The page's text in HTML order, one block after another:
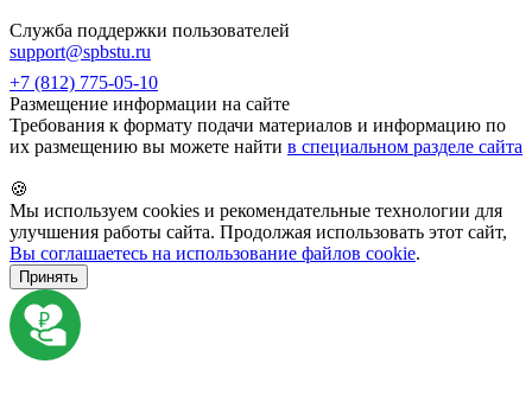
Служба поддержки пользователей
support@spbstu.ru
+7 (812) 775-05-10
Размещение информации на сайте
Требования к формату подачи материалов и информацию по
их размещению вы можете найти в специальном разделе сайта
🍪
Мы используем cookies и рекомендательные технологии для
улучшения работы сайта. Продолжая использовать этот сайт,
Вы соглашаетесь на использование файлов cookie.
Принять